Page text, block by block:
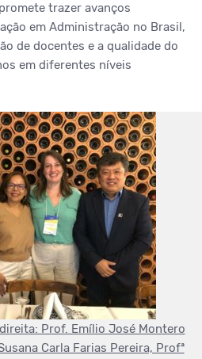
trazer avanços
em Administração no Brasil,
de docentes e a qualidade do
em diferentes níveis
Prof. Emílio José Montero
Carla Farias Pereira, Profª